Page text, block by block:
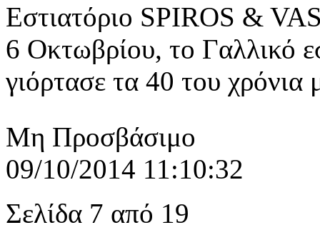
Εστιατόριο SPIROS &
6 Οκτωβρίου, το Γαλλικό
γιόρτασε τα 40 του χρόνια
Μη Προσβάσιμο
09/10/2014 11:10:32
Σελίδα 7 από 19